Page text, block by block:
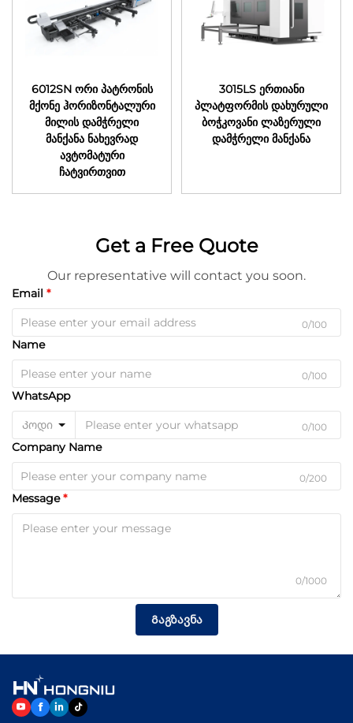
6012SN ორი პატრონის
მქონე ჰორიზონტალური
მილის დამჭრელი
მანქანა ნახევრად
ავტომატური
ჩატვირთვით
3015LS ერთიანი
პლატფორმის დახურული
ბოჭკოვანი ლაზერული
დამჭრელი მანქანა
Get a Free Quote
Our representative will contact you soon.
Email
0/100
Name
0/100
WhatsApp
Კოდი 0/100
Company Name
0/200
Message
0/1000
Გაგზავნა